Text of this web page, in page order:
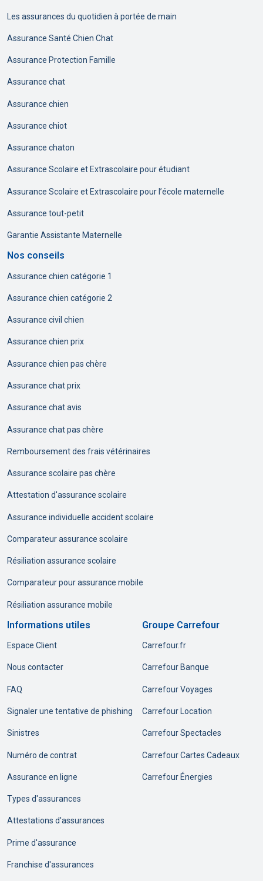
Les assurances du quotidien à portée de main
Assurance Santé Chien Chat
Assurance Protection Famille
Assurance chat
Assurance chien
Assurance chiot
Assurance chaton
Assurance Scolaire et Extrascolaire pour étudiant
Assurance Scolaire et Extrascolaire pour l’école maternelle
Assurance tout-petit
Garantie Assistante Maternelle
Nos conseils
Assurance chien catégorie 1
Assurance chien catégorie 2
Assurance civil chien
Assurance chien prix
Assurance chien pas chère
Assurance chat prix
Assurance chat avis
Assurance chat pas chère
Remboursement des frais vétérinaires
Assurance scolaire pas chère
Attestation d'assurance scolaire
Assurance individuelle accident scolaire
Comparateur assurance scolaire
Résiliation assurance scolaire
Comparateur pour assurance mobile
Résiliation assurance mobile
Informations utiles
Espace Client
Nous contacter
FAQ
Signaler une tentative de phishing
Sinistres
Numéro de contrat
Assurance en ligne
Types d'assurances
Attestations d'assurances
Prime d'assurance
Franchise d'assurances
Groupe Carrefour
Carrefour.fr
Carrefour Banque
Carrefour Voyages
Carrefour Location
Carrefour Spectacles
Carrefour Cartes Cadeaux
Carrefour Énergies